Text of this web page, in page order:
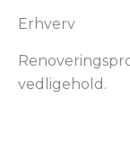
Erhverv
vedligehold.